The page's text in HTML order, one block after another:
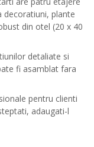
decoratiuni, plante
din otel (20 x 40
detaliate si
fi asamblat fara
pentru clienti
adaugati-l